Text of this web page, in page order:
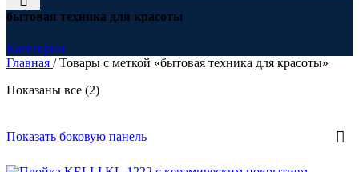
бытовая техника для красоты
Категории
Главная / Товары с меткой «бытовая техника для красоты»
Показаны все (2)Сортировка:
В продаже(0)
Текстовый поиск
Показать боковую панель